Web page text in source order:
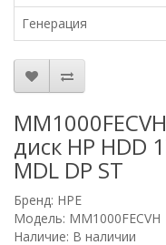
Генерация
диск HP HDD
MDL DP ST
Бренд: HPE
Модель: MM1000FECVH
Наличие: В наличии